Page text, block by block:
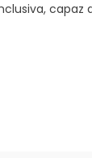
capaz
de